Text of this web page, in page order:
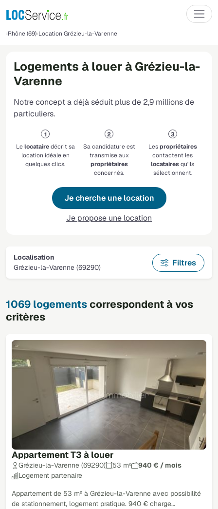
Rhône (69) Location Grézieu-la-Varenne
Logements à louer à Grézieu-la-
Varenne
Notre concept a déjà séduit plus de 2,9 millions de
particuliers.
Lelocatairedécrit sa
location idéale en
quelques clics.
Sa candidature est
transmise aux
propriétaires
concernés.
Lespropriétaires
contactent les
locatairesqu'ils
sélectionnent.
Je cherche une location
Je propose une location
Localisation
Grézieu-la-Varenne (69290)
Filtres
1069 logementscorrespondent à vos
critères
Appartement T3 à louer
Grézieu-la-Varenne (69290) 53 m²
940 € / mois
Logement partenaire
Appartement de 53 m² à Grézieu-la-Varenne avec possibilité
de stationnement, logement pratique. 940 € charge…